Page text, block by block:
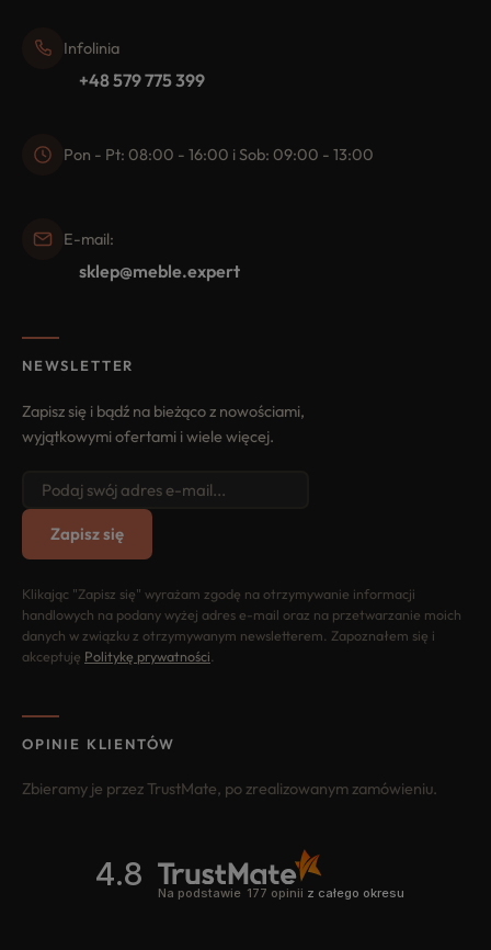
Infolinia
+48 579 775 399
Pon - Pt: 08:00 - 16:00 i Sob: 09:00 - 13:00
E-mail:
sklep@meble.expert
NEWSLETTER
Zapisz się i bądź na bieżąco z nowościami,
wyjątkowymi ofertami i wiele więcej.
Zapisz się
Klikając "Zapisz się" wyrażam zgodę na otrzymywanie informacji
handlowych na podany wyżej adres e-mail oraz na przetwarzanie moich
danych w związku z otrzymywanym newsletterem. Zapoznałem się i
akceptuję Politykę prywatności.
OPINIE KLIENTÓW
Zbieramy je przez TrustMate, po zrealizowanym zamówieniu.